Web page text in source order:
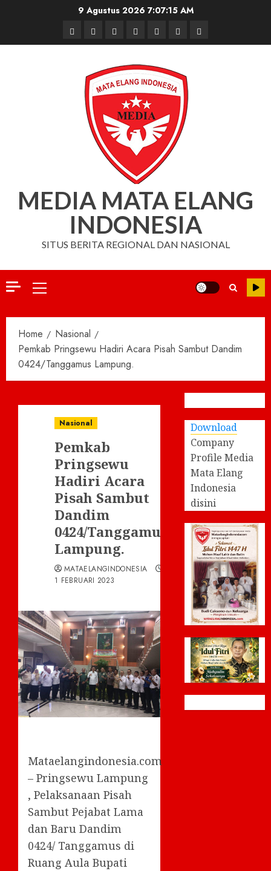
9 Agustus 2026 7:07:16 AM
BerandaNasionalDaerahHukum
dan
Kriminal
Pendidikan
Box
Redaksi
Iklan
MEDIA MATA ELANG
INDONESIA
SITUS BERITA REGIONAL DAN NASIONAL
Primary
Home
Nasional
Pemkab Pringsewu Hadiri Acara Pisah Sambut Dandim
0424/Tanggamus Lampung.
Nasional
Pemkab
Pringsewu
Hadiri Acara
Pisah Sambut
Dandim
0424/Tanggamus
Lampung.
MATAELANGINDONESIA
1 FEBRUARI 2023
Mataelangindonesia.com
– Pringsewu Lampung
, Pelaksanaan Pisah
Sambut Pejabat Lama
dan Baru Dandim
0424/ Tanggamus di
Ruang Aula Bupati
Download
Company
Profile Media
Mata Elang
Indonesia
disini